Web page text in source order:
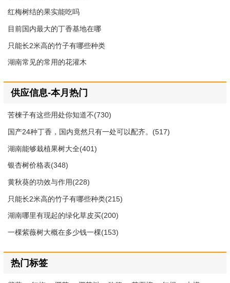
红梅树结的果实能吃吗
目前国内最大的丁香基地在哪
只能长2米高的竹子有哪些种类
湖南常见的常用的花灌木
供应信息-本月热门
苦楝子有这些用处你知道不(730)
国产24种丁香，国内竟然只有一处可以配齐。(517)
湖南能够栽植果树大全(401)
银杏树价格表(348)
黄秋葵的功效与作用(228)
只能长2米高的竹子有哪些种类(215)
湖南哪里有现起的绿化草皮买(200)
一棵紫薇树大概在多少钱一棵(153)
热门标签